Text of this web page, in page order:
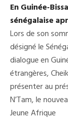
En Guinée-
sénégalaise
Lors de son
désigné le
dialogue en
étrangères,
présenter au
N’Tam, le
Jeune Afrique